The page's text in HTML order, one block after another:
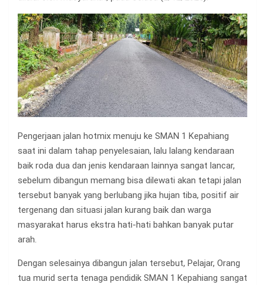
Pengerjaan jalan hotmix menuju ke SMAN 1 Kepahiang
saat ini dalam tahap penyelesaian, lalu lalang kendaraan
baik roda dua dan jenis kendaraan lainnya sangat lancar,
sebelum dibangun memang bisa dilewati akan tetapi jalan
tersebut banyak yang berlubang jika hujan tiba, positif air
tergenang dan situasi jalan kurang baik dan warga
masyarakat harus ekstra hati-hati bahkan banyak putar
arah.
Dengan selesainya dibangun jalan tersebut, Pelajar, Orang
tua murid serta tenaga pendidik SMAN 1 Kepahiang sangat